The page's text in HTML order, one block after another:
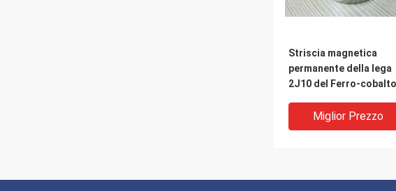
Striscia magnetica
permanente della lega
2J10 del Ferro-
Miglior Prezzo